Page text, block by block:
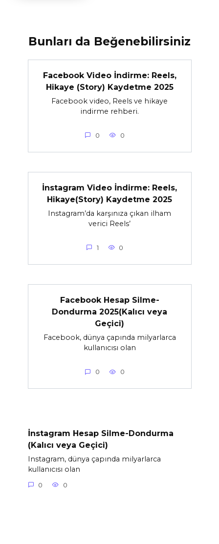
Bunları da Beğenebilirsiniz
Facebook Video İndirme: Reels,
Hikaye (Story) Kaydetme 2025
Facebook video, Reels ve hikaye
indirme rehberi.
0 0
İnstagram Video İndirme: Reels,
Hikaye(Story) Kaydetme 2025
Instagram’da karşınıza çıkan ilham
verici Reels’
1 0
Facebook Hesap Silme-
Dondurma 2025(Kalıcı veya
Geçici)
Facebook, dünya çapında milyarlarca
kullanıcısı olan
0 0
İnstagram Hesap Silme-Dondurma
(Kalıcı veya Geçici)
Instagram, dünya çapında milyarlarca
kullanıcısı olan
0 0